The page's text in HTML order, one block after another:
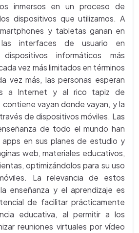
inmersos en un proceso de
dispositivos que utilizamos. A
y tabletas ganan en
interfaces de usuario en
informáticos más
vez más limitados en términos
vez más, las personas esperan
a Internet y al rico tapiz de
vayan donde vayan, y la
de dispositivos móviles. Las
de todo el mundo han
en sus planes de estudio y
web, materiales educativos,
optimizándolos para su uso
La relevancia de estos
enseñanza y el aprendizaje es
de facilitar prácticamente
educativa, al permitir a los
reuniones virtuales por vídeo